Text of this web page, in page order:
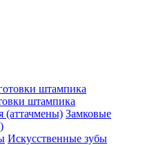
штампика
Замковые
Искусственные зубы